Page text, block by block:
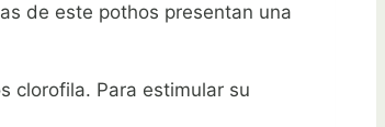
de este pothos presentan una
clorofila. Para estimular su